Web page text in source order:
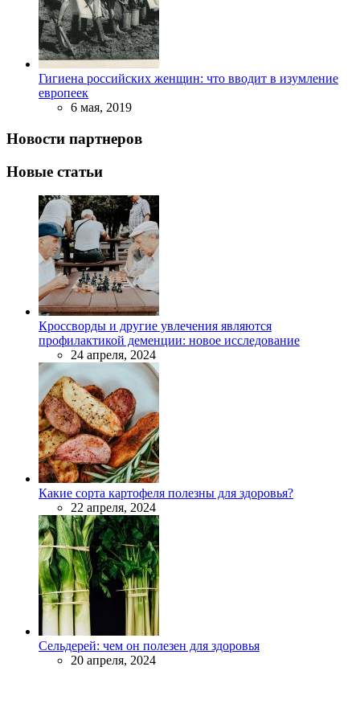
Гигиена российских женщин: что вводит в изумление
европеек
6 мая, 2019
Новости партнеров
Новые статьи
Кроссворды и другие увлечения являются
профилактикой деменции: новое исследование
24 апреля, 2024
Какие сорта картофеля полезны для здоровья?
22 апреля, 2024
Сельдерей: чем он полезен для здоровья
20 апреля, 2024